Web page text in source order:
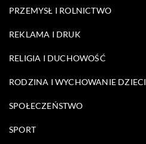
PRZEMYSŁ I ROLNICTWO
REKLAMA I DRUK
RELIGIA I DUCHOWOŚĆ
RODZINA I WYCHOWANIE DZIECI
SPOŁECZEŃSTWO
SPORT